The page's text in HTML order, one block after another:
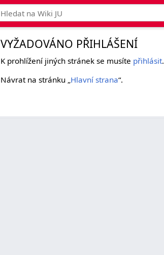
VYŽADOVÁNO PŘIHLÁŠENÍ
K prohlížení jiných stránek se musíte přihlásit.
Návrat na stránku „Hlavní strana“.